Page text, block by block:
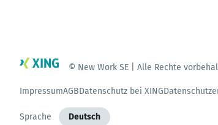
© New Work SE | Alle Rechte
ImpressumAGBDatenschutz bei XING
Sprache Deutsch